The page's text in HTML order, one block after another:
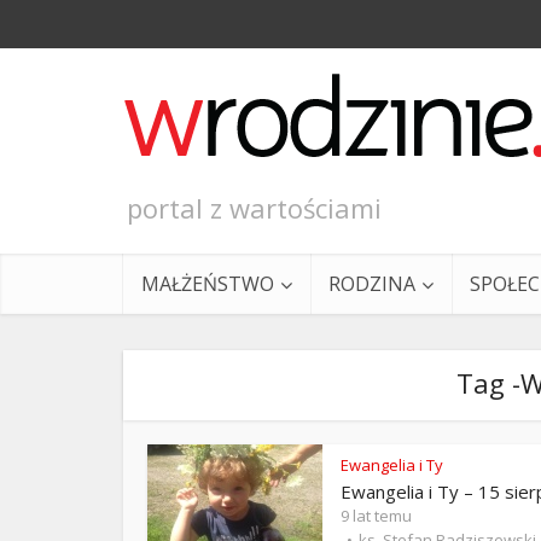
portal z wartościami
MAŁŻEŃSTWO RODZINA
Tag -
Ewangelia i Ty
Ewangelia i Ty – 15
9 lat temu